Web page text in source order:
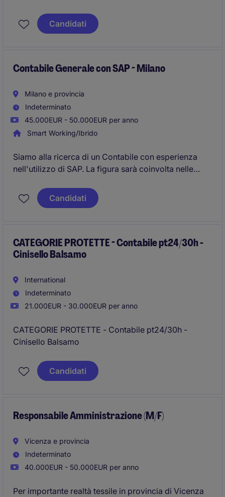
operazioni finanziarie e della documentazione
correlata.
Candidati
Contabile Generale con SAP - Milano
Milano e provincia
Indeterminato
45.000EUR - 50.000EUR per anno
Smart Working/Ibrido
Siamo alla ricerca di un Contabile con esperienza
nell'utilizzo di SAP. La figura sarà coinvolta nelle
dipartimento finance. Inserimento in un contesto
organizzato e in continua evoluzione.
Candidati
CATEGORIE PROTETTE - Contabile pt24/30h -
Cinisello Balsamo
International
Indeterminato
21.000EUR - 30.000EUR per anno
CATEGORIE PROTETTE - Contabile pt24/30h -
Cinisello Balsamo
Candidati
Responsabile Amministrazione (M/F)
Vicenza e provincia
Indeterminato
40.000EUR - 50.000EUR per anno
Per importante realtà tessile in provincia di Vicenza